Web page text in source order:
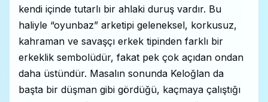
kendi içinde tutarlı bir ahlaki duruş vardır. Bu
haliyle “oyunbaz” arketipi geleneksel, korkusuz,
kahraman ve savaşçı erkek tipinden farklı bir
erkeklik sembolüdür, fakat pek çok açıdan ondan
daha üstündür. Masalın sonunda Keloğlan da
başta bir düşman gibi gördüğü, kaçmaya çalıştığı